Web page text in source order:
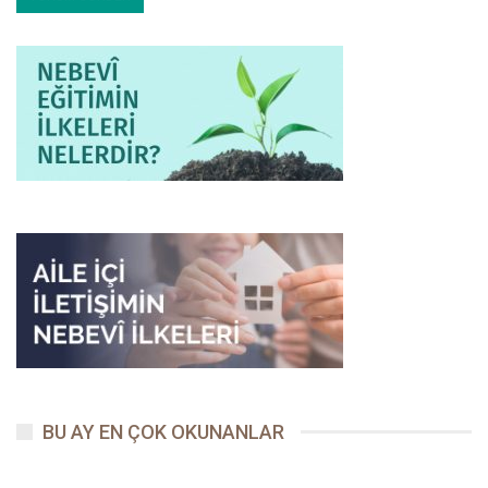
Hâkka, Mürselat, Nebe’, Tekvîr, Ğâşiye) ihtiyarlattı.”
Allah’a ve elçilerine başkaldıran geçmiş kavimlerin nasıl helak
edildiklerini, kıyametin dehşetli anlarını tasvir eden, diriliş ve
hesap günü ile cennet ve cehennemi tasvir eden ayetler yer
almaktadır. Nitekim İbn Abbas, Peygamberimize “Emr olunduğun
üzere dosdoğru ol..”12
ayetinden daha zorlu bir ayet inmediğini,
Allah Resulü (s.a.s.), peygamber olmadan önce de doğru ve
sağlıklı düşünen, temiz ve selim akıl sahibi bir insandı. O
nübüvvetinden evvelde de bir nebi gibi tertemiz bir hayat
yaşamıştı. Ama Kur’ân ile o, her bakımdan daha da
mükemmelleşti. Kur’ân ayetleri onun düşünce ve davranışlarını
bir biçimde öğrendi.
BU AY EN ÇOK OKUNANLAR